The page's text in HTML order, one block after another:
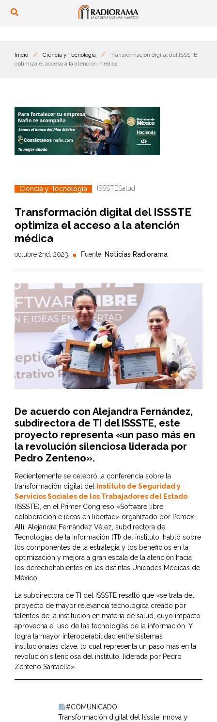
Inicio / Ciencia y Tecnología /
Transformación digital del ISSSTE
optimiza el acceso a la atención médica
Ciencia y Tecnología ISSSTESalud
Transformación digital del ISSSTE
optimiza el acceso a la atención
médica
octubre 2nd, 2023 Fuente: Noticias Radiorama
De acuerdo con Alejandra Fernández,
subdirectora de TI del ISSSTE, este
proyecto representa «un paso más en
la revolución silenciosa liderada por
Pedro Zenteno».
Recientemente se celebró la conferencia sobre la
transformación digital del Instituto de Seguridad y
Servicios Sociales de los Trabajadores del Estado
(ISSSTE), en el Primer Congreso «Software libre,
colaboración e ideas en libertad» organizado por Pemex.
Allí, Alejandra Fernández Vélez, subdirectora de
Tecnologías de la Información (TI) del instituto, habló sobre
los componentes de la estrategia y los beneficios en la
optimización y mejora a gran escala de la atención hacia
los derechohabientes en las distintas Unidades Médicas de
México.
La subdirectora de TI del ISSSTE resaltó que «se trata del
proyecto de mayor relevancia tecnológica creado por
talentos de la institución en materia de salud, cuyo impacto
aprovecha el uso de las tecnologías de la información. Y
logra la mayor interoperabilidad entre sistemas
institucionales clave, lo cual representa un paso más en la
revolución silenciosa del instituto, liderada por Pedro
Zenteno Santaella».
#COMUNICADO
Transformación digital del Issste innova y